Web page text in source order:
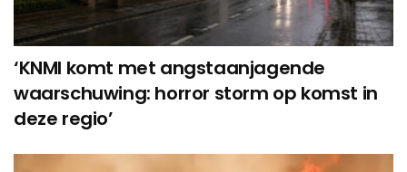
‘KNMI komt met angstaanjagende
waarschuwing: horror storm op komst in
deze regio’